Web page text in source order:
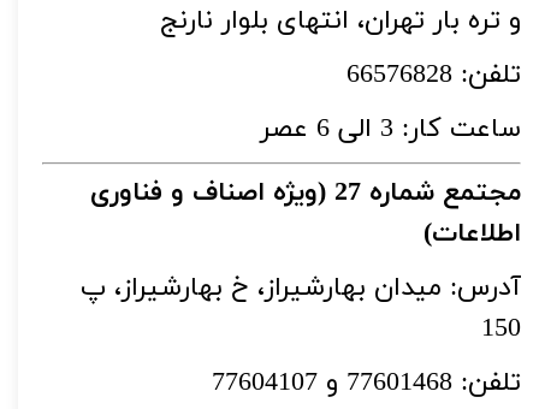
و تره بار تهران، انتهای بلوار نارنج
تلفن: 66576828
ساعت کار: 3 الی 6 عصر
مجتمع شماره 27 (ویژه اصناف و فناوری
اطلاعات)
آدرس: میدان بهارشیراز، خ بهارشیراز، پ
150
تلفن: 77601468 و 77604107